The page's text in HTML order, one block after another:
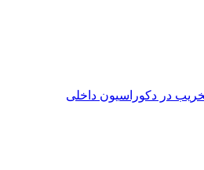
در دکوراسیون داخلی